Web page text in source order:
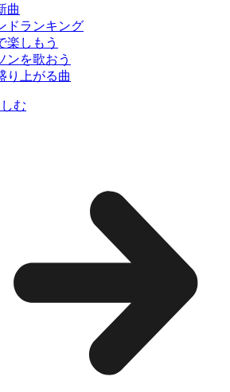
曲
ドランキング
楽しもう
ンを歌おう
り上がる曲
む